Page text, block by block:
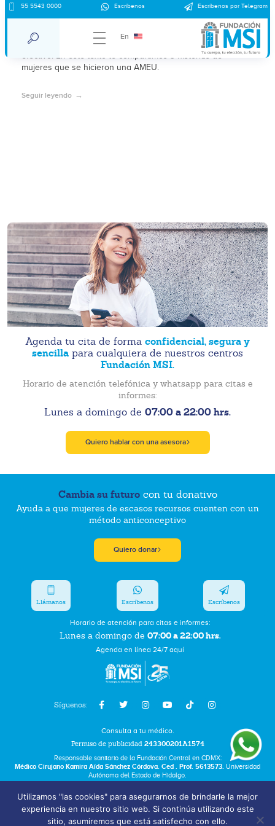
55 5543 0000 Escríbenos Escríbenos por Telegram
En
Aborto con aspiración: tres historias
El aborto por aspiración es un procedimiento rápido y
efectivo. En este texto te compartimos 3 historias de
mujeres que se hicieron una AMEU.
Seguir leyendo
Agenda tu cita de forma confidencial, segura y
sencilla para cualquiera de nuestros centros
Fundación MSI.
Horario de atención telefónica y whatsapp para citas e
informes:
Lunes a domingo de 07:00 a 22:00 hrs.
Quiero hablar con una asesora
Cambia su futurocon tu donativo
Ayuda a que mujeres de escasos recursos cuenten con un
método anticonceptivo
Quiero donar
Síguenos:
Horario de atención para citas e informes:
Lunes a domingo de 07:00 a 22:00 hrs.
Agenda en línea 24/7 aquí
Llámanos Escríbenos Escríbenos
Consulta a tu médico.
Permiso de publicidad 243300201A1574
Responsable sanitario de la Fundación Central en CDMX:
Médico Cirujano Kamira Aída Sánchez Córdova. Ced . Prof. 5613573. Universidad
Autónoma del Estado de Hidalgo.
Términos y Condiciones
Bolsa de Trabajo
Utilizamos "las cookies" para asegurarnos de brindarle la mejor
experiencia en nuestro sitio web. Si continúa utilizando este
sitio, asumiremos que está satisfecho con ello.